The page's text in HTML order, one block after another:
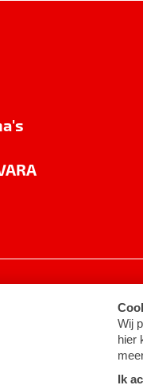
instellingen